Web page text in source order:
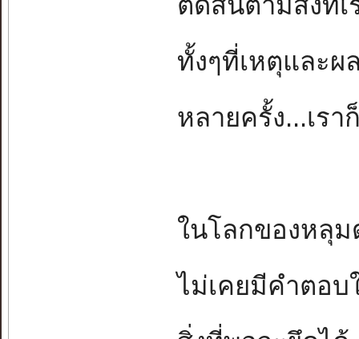
ทั้งๆที่เหตุและผ
หลายครั้ง...เร
ในโลกของหลุ
ไม่เคยมีคำตอ